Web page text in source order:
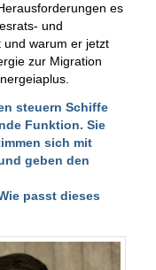
es
und
und warum er jetzt
zur Migration
steuern Schiffe
Funktion. Sie
sich mit
geben den
passt dieses